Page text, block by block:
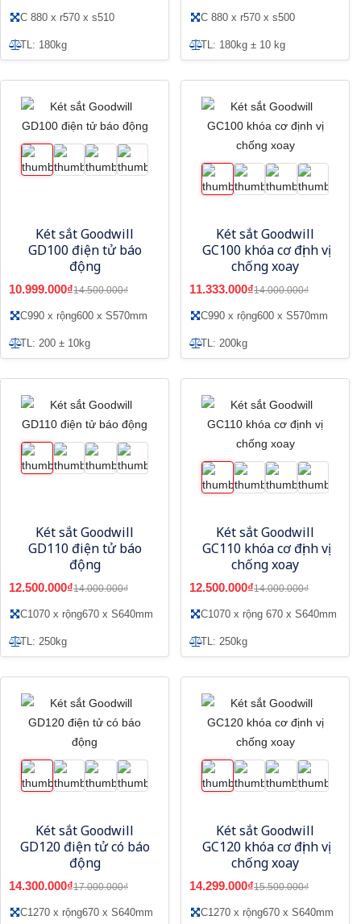
C 880 x r570 x s510
TL: 180kg
C 880 x r570 x s500
TL: 180kg ± 10 kg
Két sắt Goodwill
GD100 điện tử báo
động
10.999.000₫14.500.000₫
C990 x rộng600 x S570mm
TL: 200 ± 10kg
Két sắt Goodwill
GC100 khóa cơ định vị
chống xoay
11.333.000₫14.000.000₫
C990 x rộng600 x S570mm
TL: 200kg
Két sắt Goodwill
GD110 điện tử báo
động
12.500.000₫14.000.000₫
C1070 x rộng670 x S640mm
TL: 250kg
Két sắt Goodwill
GC110 khóa cơ định vị
chống xoay
12.500.000₫14.000.000₫
C1070 x rộng 670 x S640mm
TL: 250kg
Két sắt Goodwill
GD120 điện tử có báo
động
14.300.000₫17.000.000₫
C1270 x rộng670 x S640mm
Két sắt Goodwill
GC120 khóa cơ định vị
chống xoay
14.299.000₫15.500.000₫
C1270 x rộng670 x S640mm